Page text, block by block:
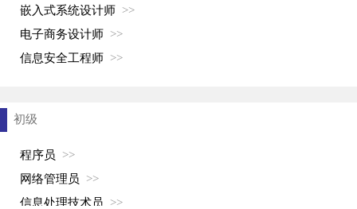
嵌入式系统设计师 >>
电子商务设计师 >>
信息安全工程师 >>
初级
程序员
>>
网络管理员
>>
信息处理技术员
>>